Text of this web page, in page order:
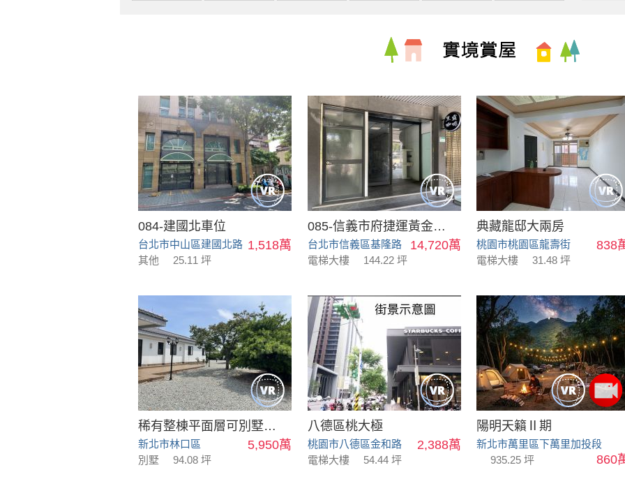
084-建國北車位
台北市中山區建國北路 1,518萬
其他 25.11 坪
085-信義市府捷運黃金店面
台北市信義區基隆路 14,720萬
電梯大樓 144.22 坪
典藏龍邸大兩房
桃園市桃園區龍壽街 838
電梯大樓 31.48 坪
稀有整棟平面層可別墅可會館
新北市林口區 5,950萬
別墅 94.08 坪
八德區桃大極
桃園市八德區金和路 2,388萬
電梯大樓 54.44 坪
陽明天籟Ⅱ期
新北市萬里區下萬里加投段
860
935.25 坪